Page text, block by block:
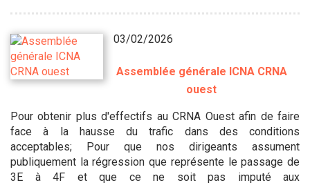
03/02/2026
Assemblée générale ICNA CRNA
ouest
Pour obtenir plus d'effectifs au CRNA Ouest afin de faire
face à la hausse du trafic dans des conditions
acceptables; Pour que nos dirigeants assument
publiquement la régression que représente le passage de
3E à 4F et que ce ne soit pas imputé aux